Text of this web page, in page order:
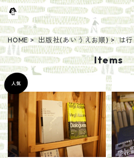
HOME 出版社(あいうえお順) は行
Items